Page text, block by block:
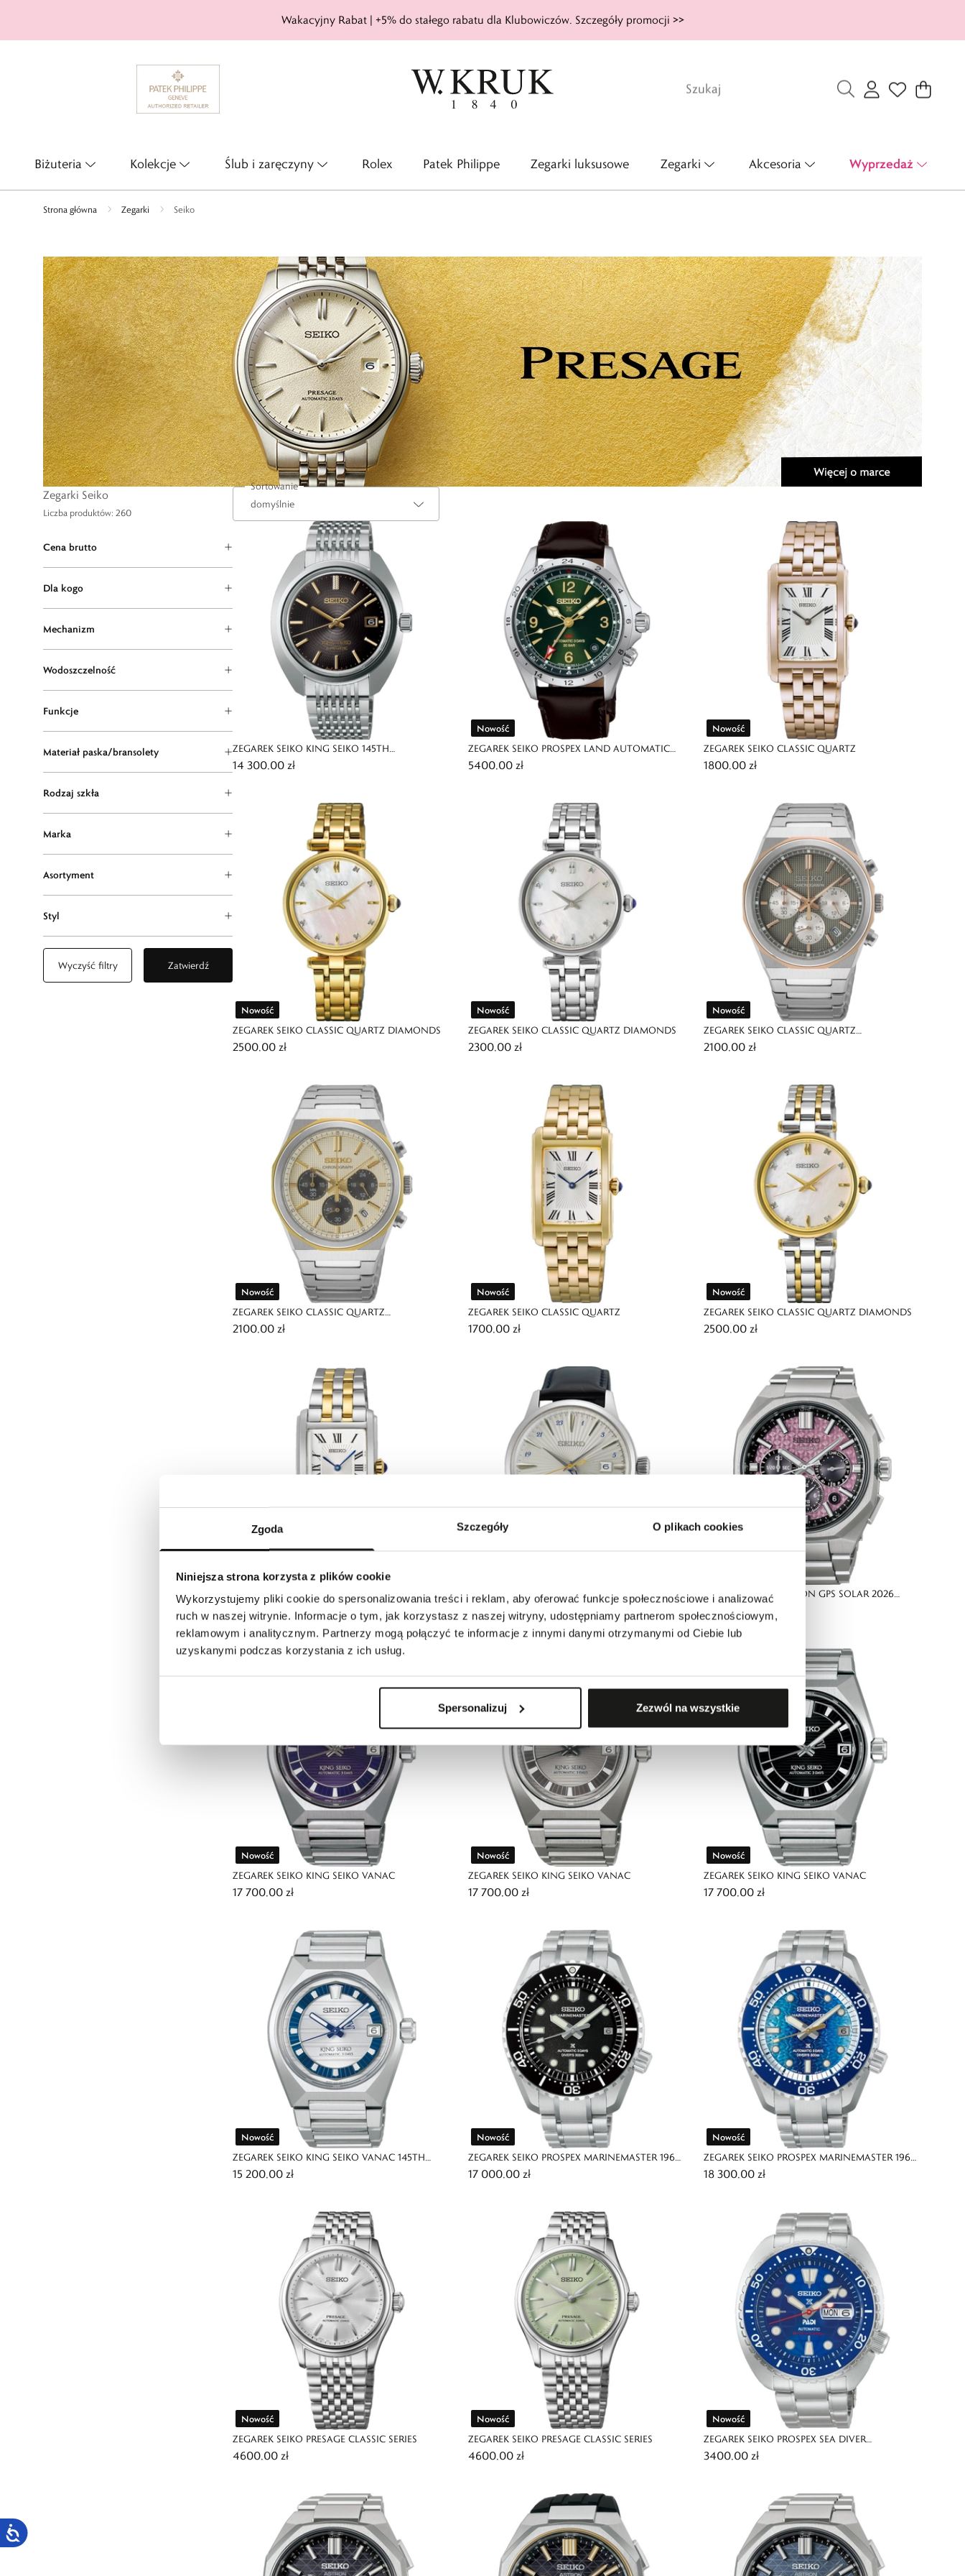
Zgoda Szczegóły O plikach cookies
Niniejsza strona korzysta z plików cookie
Wykorzystujemy pliki cookie do spersonalizowania treści i reklam, aby oferować funkcje społecznościowe i analizować
ruch w naszej witrynie. Informacje o tym, jak korzystasz z naszej witryny, udostępniamy partnerom społecznościowym,
reklamowym i analitycznym. Partnerzy mogą połączyć te informacje z innymi danymi otrzymanymi od Ciebie lub
uzyskanymi podczas korzystania z ich usług.
Spersonalizuj Zezwól na wszystkie
Wakacyjny Rabat | +5% do stałego rabatu dla Klubowiczów. Szczegóły promocji >>
Biżuteria Kolekcje Ślub i zaręczyny Rolex Patek Philippe Zegarki luksusowe Zegarki Akcesoria Wyprzedaż
Strona główna Zegarki Seiko
Zegarki Seiko
Liczba produktów: 260
Sortowanie
Cena brutto
Dla kogo
Mechanizm
Wodoszczelność
Funkcje
Materiał paska/bransolety
Rodzaj szkła
Marka
Asortyment
Styl
Wyczyść filtry Zatwierdź
ZEGAREK SEIKO KING SEIKO 145TH
ANNIVERSARY LIMITED EDITION
14 300,00 zł
Nowość
ZEGAREK SEIKO PROSPEX LAND AUTOMATIC
GMT
5400,00 zł
Nowość
ZEGAREK SEIKO CLASSIC QUARTZ
1800,00 zł
Nowość
ZEGAREK SEIKO CLASSIC QUARTZ DIAMONDS
2500,00 zł
Nowość
ZEGAREK SEIKO CLASSIC QUARTZ DIAMONDS
2300,00 zł
Nowość
ZEGAREK SEIKO CLASSIC QUARTZ
CHRONOGRAPH
2100,00 zł
Nowość
ZEGAREK SEIKO CLASSIC QUARTZ
CHRONOGRAPH
2100,00 zł
Nowość
ZEGAREK SEIKO CLASSIC QUARTZ
1700,00 zł
Nowość
ZEGAREK SEIKO CLASSIC QUARTZ DIAMONDS
2500,00 zł
Nowość
ZEGAREK SEIKO CLASSIC QUARTZ
1600,00 zł
ZEGAREK SEIKO PRESAGE COCKTAIL TIME
2600,00 zł
ZEGAREK SEIKO ASTRON GPS SOLAR 2026
LIMITED EDITION
13 400,00 zł
Nowość
ZEGAREK SEIKO KING SEIKO VANAC
17 700,00 zł
Nowość
ZEGAREK SEIKO KING SEIKO VANAC
17 700,00 zł
Nowość
ZEGAREK SEIKO KING SEIKO VANAC
17 700,00 zł
Nowość
ZEGAREK SEIKO KING SEIKO VANAC 145TH
ANNIVERSARY LIMITED EDITION
15 200,00 zł
Nowość
ZEGAREK SEIKO PROSPEX MARINEMASTER 1968
HERITAGE
17 000,00 zł
Nowość
ZEGAREK SEIKO PROSPEX MARINEMASTER 1968
HERITAGE JAMSTEC LIMITED EDITION
18 300,00 zł
Nowość
ZEGAREK SEIKO PRESAGE CLASSIC SERIES
4600,00 zł
Nowość
ZEGAREK SEIKO PRESAGE CLASSIC SERIES
4600,00 zł
Nowość
ZEGAREK SEIKO PROSPEX SEA DIVER
AUTOMATIC PADI LIMITED EDITION
3400,00 zł